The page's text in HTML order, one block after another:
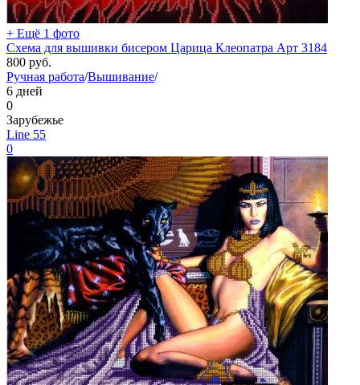
+ Ещё 1 фото
Схема для вышивки бисером Царица Клеопатра Арт 3184
800 руб.
Ручная работа/Вышивание/
6 дней
0
Зарубежье
Line 55
0